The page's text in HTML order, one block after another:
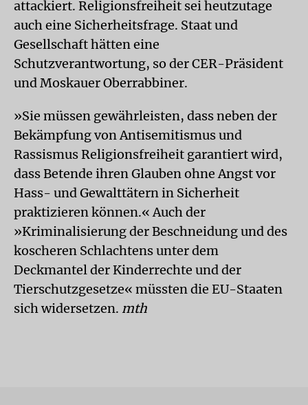
attackiert. Religionsfreiheit sei heutzutage
auch eine Sicherheitsfrage. Staat und
Gesellschaft hätten eine
Schutzverantwortung, so der CER-Präsident
und Moskauer Oberrabbiner.
»Sie müssen gewährleisten, dass neben der
Bekämpfung von Antisemitismus und
Rassismus Religionsfreiheit garantiert wird,
dass Betende ihren Glauben ohne Angst vor
Hass- und Gewalttätern in Sicherheit
praktizieren können.« Auch der
»Kriminalisierung der Beschneidung und des
koscheren Schlachtens unter dem
Deckmantel der Kinderrechte und der
Tierschutzgesetze« müssten die EU-Staaten
sich widersetzen. mth